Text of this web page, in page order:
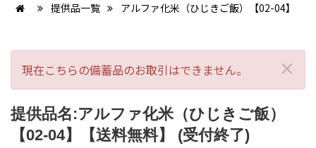
提供品一覧 アルファ化米（ひじきご飯）【02-04】
×
現在こちらの備蓄品のお取引はできません。
提供品名:アルファ化米（ひじきご飯）
【02-04】【送料無料】 (受付終了)